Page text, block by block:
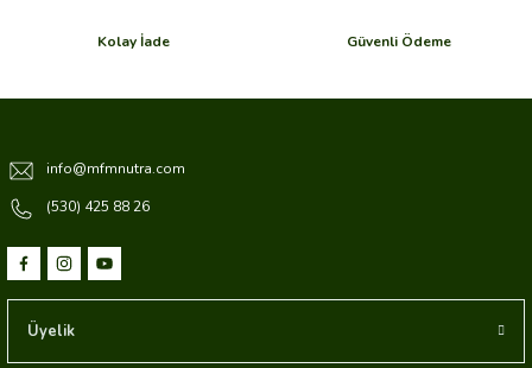
Kolay İade Güvenli Ödeme
info@mfmnutra.com
(530) 425 88 26
Üyelik